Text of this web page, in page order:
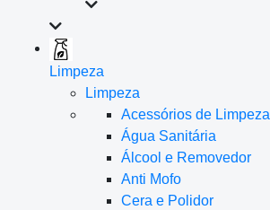
Limpeza
Limpeza
Acessórios de Limpeza
Água Sanitária
Álcool e Removedor
Anti Mofo
Cera e Polidor